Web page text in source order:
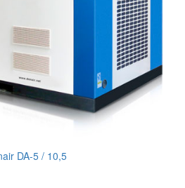
DA-5 / 10,5